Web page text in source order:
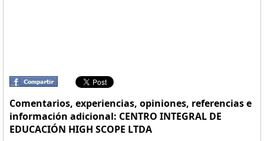
Comentarios, experiencias, opiniones, referencias e
información adicional: CENTRO INTEGRAL DE
EDUCACIÓN HIGH SCOPE LTDA